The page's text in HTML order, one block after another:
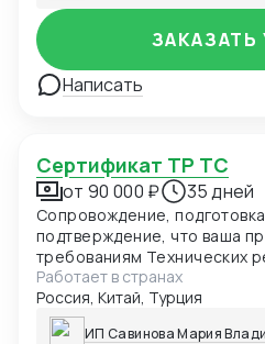
Написать
ЗАКАЗАТЬ
Сертификат ТР ТС
от 90 000 ₽ 35 дней
Сопровождение,
подтверждение, что ваша
требованиям Технических
Таможенного союза (ЕАЭС).
и продажи товаров в России
Работает в странах
Россия, Китай, Турция
ИП Савинова Мария